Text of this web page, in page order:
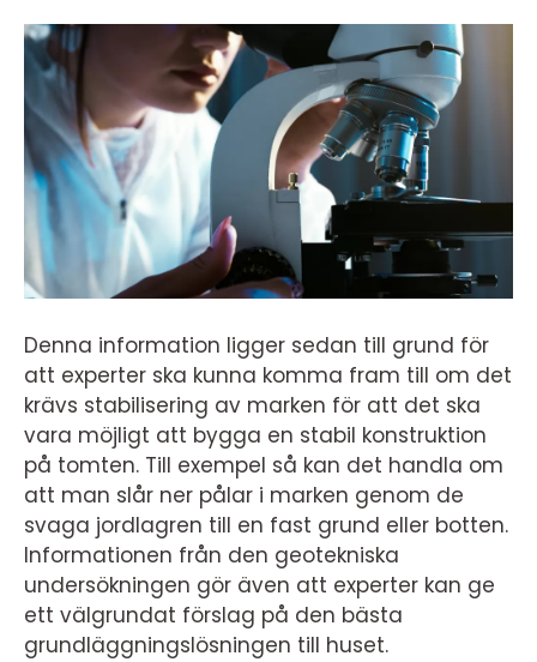
Denna information ligger sedan till grund för
att experter ska kunna komma fram till om det
krävs stabilisering av marken för att det ska
vara möjligt att bygga en stabil konstruktion
på tomten. Till exempel så kan det handla om
att man slår ner pålar i marken genom de
svaga jordlagren till en fast grund eller botten.
Informationen från den geotekniska
undersökningen gör även att experter kan ge
ett välgrundat förslag på den bästa
grundläggningslösningen till huset.